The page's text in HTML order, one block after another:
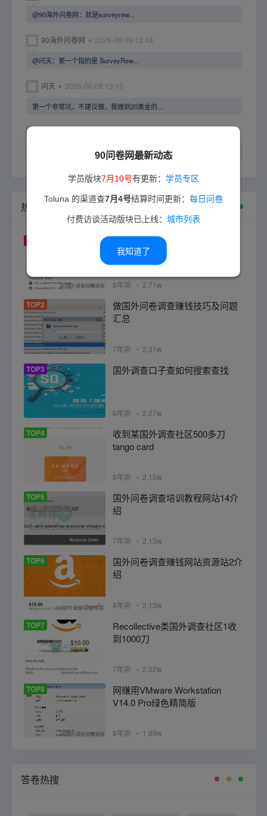
90问卷网最新动态
学员版块7月10号有更新： 学员专区
Toluna 的渠道查7月4号结算时间更新： 每日问卷
付费访谈活动版块已上线： 城市列表
我知道了
@90海外问卷网：就是surveyrew...
90海外问卷网 2026-06-09 12:48
@问天：第一个指的是 SurveyRew...
问天 2026-06-08 13:10
第一个非常坑，不建议做，我做到20美金的...
@tian5798：不清楚哟，已经很久没...
热门答卷教程
TOP1
paypal是什么？怎么注册？如何
使用？
8年前 2.71w
TOP2
做国外问卷调查赚钱技巧及问题
汇总
7年前 2.31w
TOP3 国外调查口子查如何搜索查找
6年前 2.27w
TOP4
收到某国外调查社区500多刀
tango card
8年前 2.15w
TOP5
国外问卷调查培训教程网站14介
绍
7年前 2.13w
TOP6
国外问卷调查赚钱网站资源站2介
绍
8年前 2.13w
TOP7
Recollective类国外调查社区1收
到1000刀
7年前 2.02w
TOP8
网赚用VMware Workstation
V14.0 Pro绿色精简版
8年前 1.99w
答卷热搜